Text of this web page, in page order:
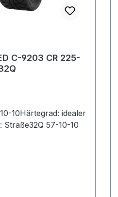
C-9203 CR 225-
10Härtegrad: idealer
Straße32Q 57-10-10